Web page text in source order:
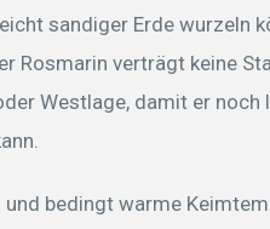
sandiger Erde wurzeln
Rosmarin verträgt keine
Westlage, damit er noch
bedingt warme